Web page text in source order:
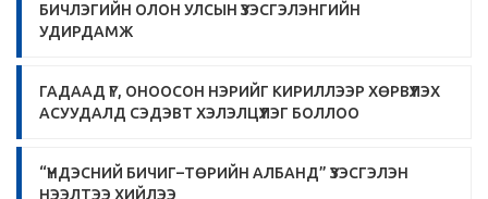
БИЧЛЭГИЙН ОЛОН УЛСЫН ҮЗЭСГЭЛЭНГИЙН
УДИРДАМЖ
ГАДААД ҮГ, ОНООСОН НЭРИЙГ КИРИЛЛЭЭР ХӨРВҮҮЛЭХ
АСУУДАЛД СЭДЭВТ ХЭЛЭЛЦҮҮЛЭГ БОЛЛОО
“ҮНДЭСНИЙ БИЧИГ–ТӨРИЙН АЛБАНД” ҮЗЭСГЭЛЭН
НЭЭЛТЭЭ ХИЙЛЭЭ